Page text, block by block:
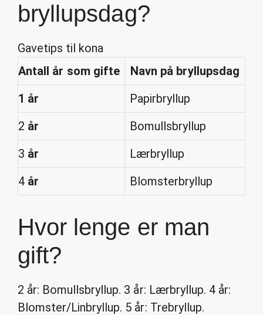
bryllupsdag?
Gavetips til kona
Antall år som gifte Navn på bryllupsdag
1 år
Papirbryllup
2 år
Bomullsbryllup
3 år
Lærbryllup
4 år Blomsterbryllup
Hvor lenge er man
gift?
2 år: Bomullsbryllup. 3 år: Lærbryllup. 4 år:
Blomster/Linbryllup. 5 år: Trebryllup.